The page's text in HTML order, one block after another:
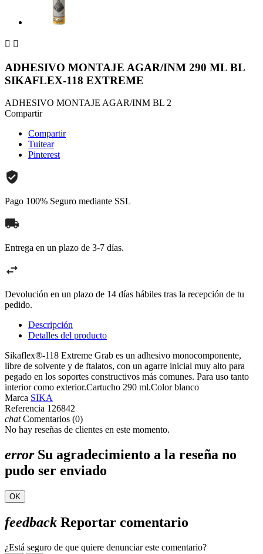
 
ADHESIVO MONTAJE AGAR/INM 290 ML BL
SIKAFLEX-118 EXTREME
ADHESIVO MONTAJE AGAR/INM BL 2
Compartir
Compartir
Tuitear
Pinterest
Pago 100% Seguro mediante SSL
Entrega en un plazo de 3-7 días.
Devolución en un plazo de 14 días hábiles tras la recepción de tu
pedido.
Descripción
Detalles del producto
Sikaflex®-118 Extreme Grab es un adhesivo monocomponente,
libre de solvente y de ftalatos, con un agarre inicial muy alto para
pegado en los soportes constructivos más comunes. Para uso tanto
interior como exterior.Cartucho 290 ml.Color blanco
Marca SIKA
Referencia 126842
chatComentarios (0)
No hay reseñas de clientes en este momento.
errorSu agradecimiento a la reseña no
pudo ser enviado
OK
feedback Reportar comentario
¿Está seguro de que quiere denunciar este comentario?